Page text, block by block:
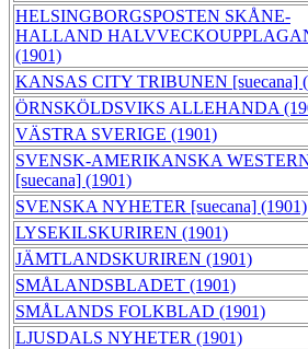
HELSINGBORGSPOSTEN SKÅNE-
HALLAND
(1901)
KANSAS CITY TRIBUNEN [suecana]
ÖRNSKÖLDSVIKS ALLEHANDA
VÄSTRA SVERIGE (1901)
SVENSK-AMERIKANSKA
[suecana] (1901)
SVENSKA NYHETER [suecana] (1901)
LYSEKILSKURIREN (1901)
JÄMTLANDSKURIREN (1901)
SMÅLANDSBLADET (1901)
SMÅLANDS FOLKBLAD (1901)
LJUSDALS NYHETER (1901)